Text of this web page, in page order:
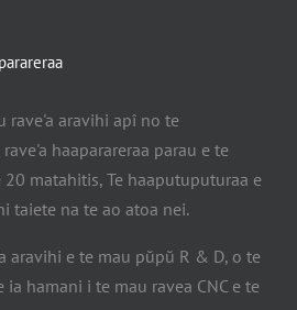
rave'a aravihi apî no te
haaparareraa parau e te
matahitis, Te haaputuputuraa e
taiete na te ao atoa nei.
aravihi e te mau pŭpŭ R & D, o te
hamani i te mau ravea CNC e te